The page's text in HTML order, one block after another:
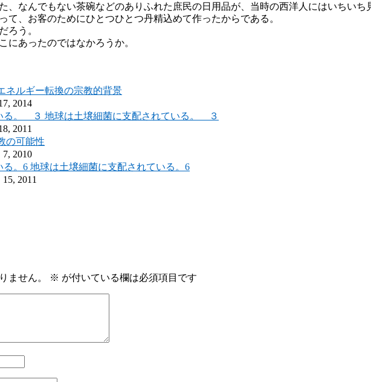
、なんでもない茶碗などのありふれた庶民の日用品が、当時の西洋人にはいちいち
て、お客のためにひとつひとつ丹精込めて作ったからである。
ろう。
にあったのではなかろうか。
ネルギー転換の宗教的背景
2014
地球は土壌細菌に支配されている。 ３
2011
の可能性
7, 2010
地球は土壌細菌に支配されている。6
15, 2011
ません。 ※ が付いている欄は必須項目です